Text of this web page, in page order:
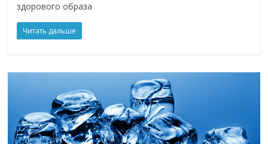
здорового образа
Читать дальше